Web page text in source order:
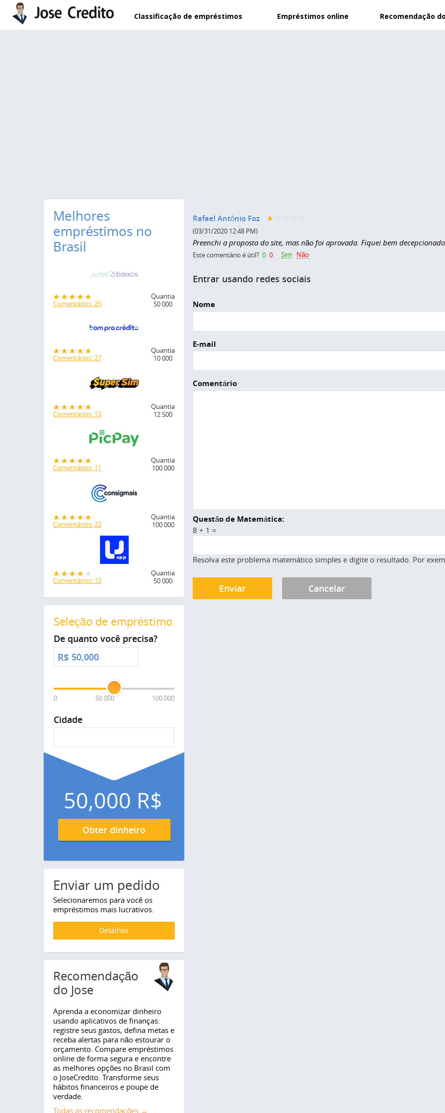
Pular para o conteúdo principal
Classificação de empréstimos Empréstimos online Recomendação
Rafael Antônio Foz
(03/31/2020 12:48 PM)
Preenchi a proposta do site, mas não foi aprovada. Fiquei bem
Este comentário é útil? 0 0 Sim
Não
Entrar usando redes sociais
Nome
E-mail
Comentário
Questão de Matemática:
8 + 1 =
Resolva este problema matemático simples e digite o resultado. Por
Melhores
empréstimos no
Brasil
Comentários: 25
Quantia
50 000
Comentários: 27
Quantia
10 000
Comentários: 13
Quantia
12 500
Comentários: 11
Quantia
100 000
Comentários: 22
Quantia
100 000
Comentários: 12
Quantia
50 000
Seleção de empréstimo
De quanto você precisa?
R$
0 50 000 100 000
Cidade
50,000 R$
Obter dinheiro
Enviar um pedido
Selecionaremos para você os
empréstimos mais lucrativos.
Detalhes
Recomendação
do Jose
Aprenda a economizar dinheiro
usando aplicativos de finanças:
registre seus gastos, defina metas e
receba alertas para não estourar o
orçamento. Compare empréstimos
online de forma segura e encontre
as melhores opções no Brasil com
o JoseCredito. Transforme seus
hábitos financeiros e poupe de
verdade.
Todas as recomendações →